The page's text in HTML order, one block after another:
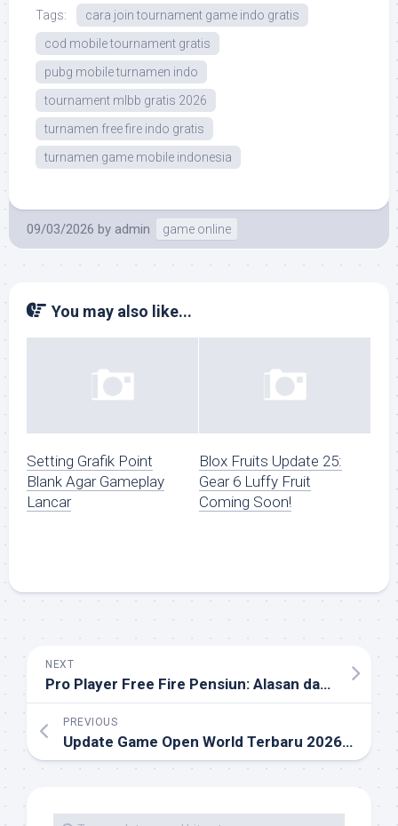
Tags:
cara join tournament game indo gratis
cod mobile tournament gratis
pubg mobile turnamen indo
tournament mlbb gratis 2026
turnamen free fire indo gratis
turnamen game mobile indonesia
09/03/2026 by admin game online
You may also like...
Setting Grafik Point
Blank Agar Gameplay
Lancar
Blox Fruits Update 25:
Gear 6 Luffy Fruit
Coming Soon!
NEXT
Pro Player Free Fire Pensiun: Alasan dan Kisahnya!
PREVIOUS
Update Game Open World Terbaru 2026: Fitur Gila!